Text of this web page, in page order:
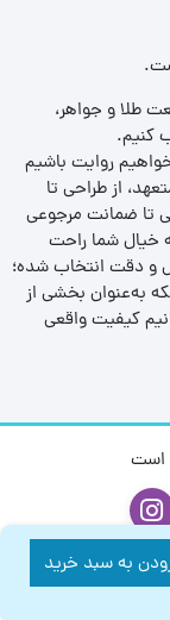
صنعت طلا و جواهر،
کنیم.
روایت باشیم
از طراحی تا
تا ضمانت مرجوعی
خیال شما راحت
و دقت انتخاب شده؛
به‌عنوان بخشی از
کیفیت واقعی
است
به سبد خرید
0